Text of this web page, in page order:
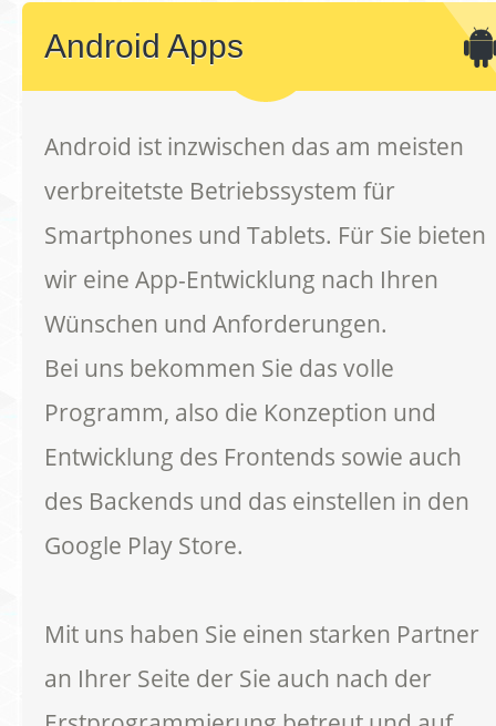
Android Apps
Android ist inzwischen das am meisten
verbreitetste Betriebssystem für
Smartphones und Tablets. Für Sie bieten
wir eine App-Entwicklung nach Ihren
Wünschen und Anforderungen.
Bei uns bekommen Sie das volle
Programm, also die Konzeption und
Entwicklung des Frontends sowie auch
des Backends und das einstellen in den
Google Play Store.
Mit uns haben Sie einen starken Partner
an Ihrer Seite der Sie auch nach der